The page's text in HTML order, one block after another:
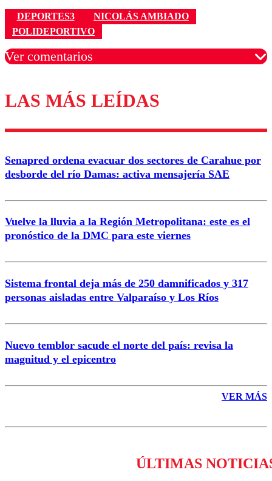
DEPORTES3
NICOLÁS AMBIADO
POLIDEPORTIVO
Ver comentarios
Los comentarios son moderados para garantizar un
diálogo respetuoso.
Correo
Enviar comentario
LAS MÁS LEÍDAS
Senapred ordena evacuar dos sectores de Carahue por
desborde del río Damas: activa mensajería SAE
Vuelve la lluvia a la Región Metropolitana: este es el
pronóstico de la DMC para este viernes
Sistema frontal deja más de 250 damnificados y 317
personas aisladas entre Valparaíso y Los Ríos
Nuevo temblor sacude el norte del país: revisa la
magnitud y el epicentro
VER MÁS
ÚLTIMAS